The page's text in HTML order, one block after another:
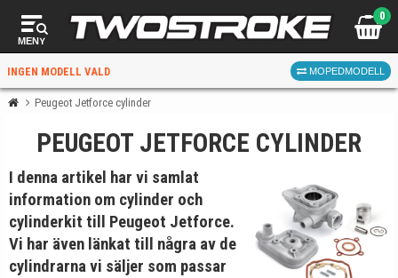
MENY
0
INGEN MODELL VALD MOPEDMODELL
VÄLJ MOPED FÖR RÄTT DELAR
Peugeot Jetforce cylinder
PEUGEOT JETFORCE CYLINDER
I denna artikel har vi samlat
information om cylinder och
cylinderkit till Peugeot Jetforce.
Vi har även länkat till några av de
cylindrarna vi säljer som passar